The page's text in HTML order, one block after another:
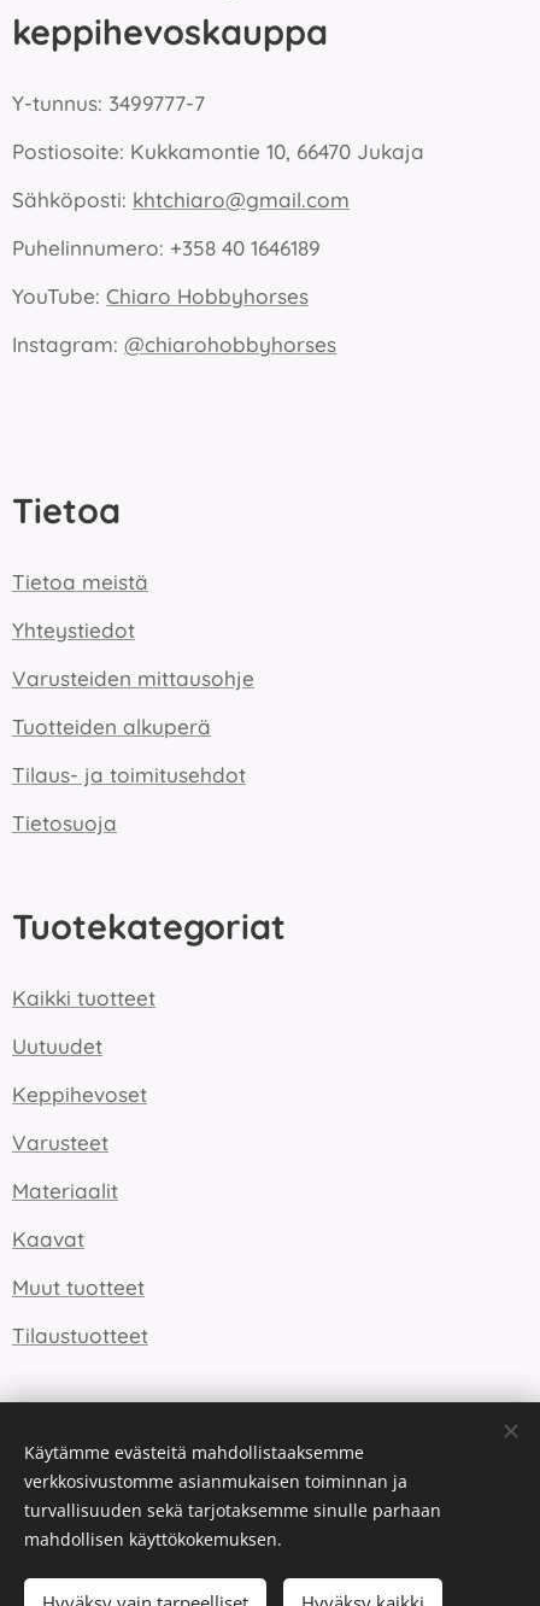
keppihevoskauppa
Y-tunnus: 3499777-7
Postiosoite: Kukkamontie 10, 66470 Jukaja
Sähköposti: khtchiaro@gmail.com
Puhelinnumero: +358 40 1646189
YouTube: Chiaro Hobbyhorses
Instagram: @chiarohobbyhorses
Tietoa
Tietoa meistä
Yhteystiedot
Varusteiden mittausohje
Tuotteiden alkuperä
Tilaus- ja toimitusehdot
Tietosuoja
Tuotekategoriat
Kaikki tuotteet
Uutuudet
Keppihevoset
Varusteet
Materiaalit
Kaavat
Muut tuotteet
Tilaustuotteet
Kielet
Suomi
English
Käytämme evästeitä mahdollistaaksemme
verkkosivustomme asianmukaisen toiminnan ja
turvallisuuden sekä tarjotaksemme sinulle parhaan
mahdollisen käyttökokemuksen.